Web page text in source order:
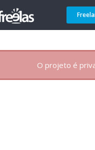
O projeto é